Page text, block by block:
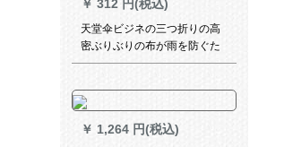
￥ 312 円(税込)
天堂伞ビジネの三つ折りの高
密ぶりぶりの布が雨を防ぐた
めに乾いたりする伞です。男
の紺色にカステラです。
￥ 1,264 円(税込)